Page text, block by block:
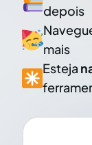
depois
mais
Esteja